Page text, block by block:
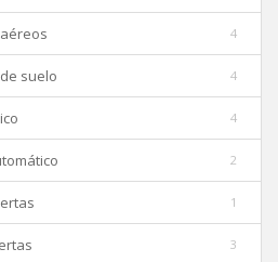
4
suelo 4
4
2
1
3